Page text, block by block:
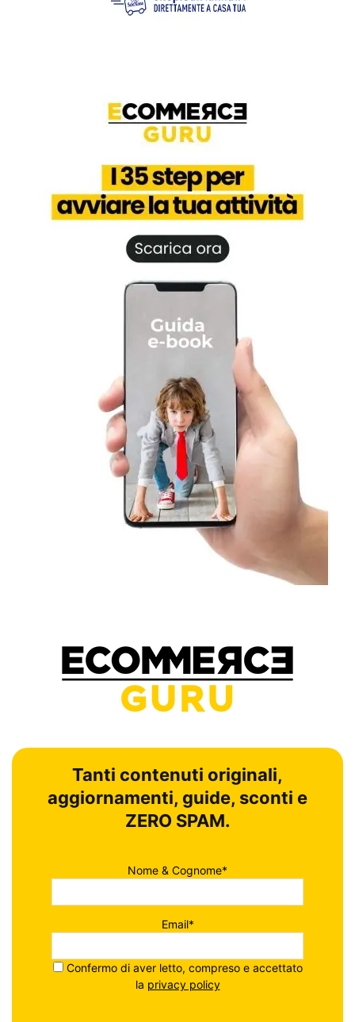
Tanti contenuti originali,
aggiornamenti, guide, sconti e
ZERO SPAM.
Nome & Cognome*
Email*
Confermo di aver letto, compreso e accettato
la privacy policy